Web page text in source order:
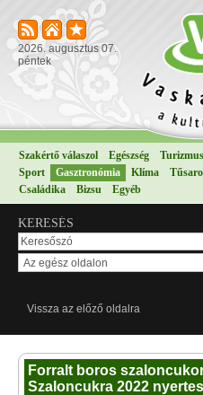
2026. augusztus 07.
péntek
Szakértő válaszol Egészség Turizmus
Sport
Gasztronómia Klíma
Családika
Bizsu Egyéb
KERESÉS
Vissza az előző oldalra
Forralt boros
Szaloncukra 2022